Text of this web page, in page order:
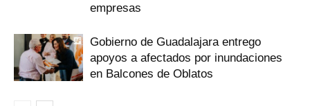
empresas
Gobierno de Guadalajara entrego
apoyos a afectados por inundaciones
en Balcones de Oblatos